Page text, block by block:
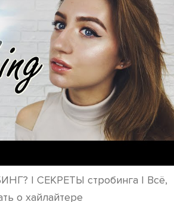
| СЕКРЕТЫ стробинга | Всё,
о хайлайтере